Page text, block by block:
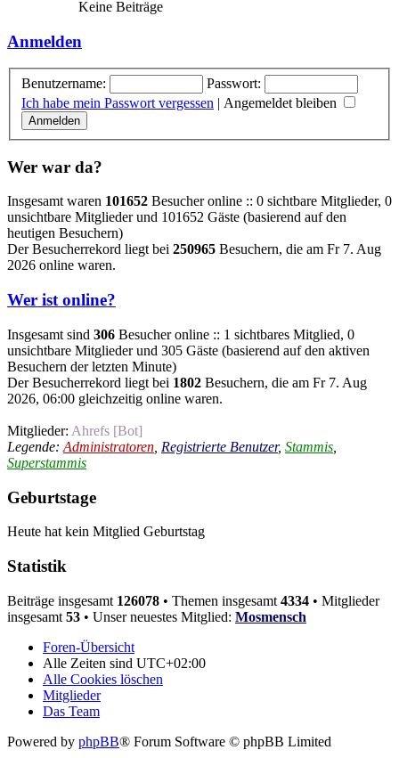
Keine Beiträge
Anmelden
Benutzername:
Passwort:
Ich habe mein Passwort vergessen | Angemeldet bleiben
Wer war da?
Insgesamt waren 101652 Besucher online :: 0 sichtbare Mitglieder, 0
unsichtbare Mitglieder und 101652 Gäste (basierend auf den
heutigen Besuchern)
Der Besucherrekord liegt bei 250965 Besuchern, die am Fr 7. Aug
2026 online waren.
Wer ist online?
Insgesamt sind 306 Besucher online :: 1 sichtbares Mitglied, 0
unsichtbare Mitglieder und 305 Gäste (basierend auf den aktiven
Besuchern der letzten Minute)
Der Besucherrekord liegt bei 1802 Besuchern, die am Fr 7. Aug
2026, 06:00 gleichzeitig online waren.
Mitglieder: Ahrefs [Bot]
Legende: Administratoren Registrierte Benutzer, Stammis
Superstammis
Geburtstage
Heute hat kein Mitglied Geburtstag
Statistik
Beiträge insgesamt 126078 • Themen insgesamt 4334 • Mitglieder
insgesamt 53 • Unser neuestes Mitglied: Mosmensch
Foren-Übersicht
Alle Zeiten sind UTC+02:00
Alle Cookies löschen
Mitglieder
Das Team
Powered by phpBB® Forum Software © phpBB Limited